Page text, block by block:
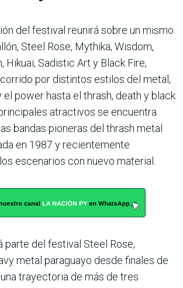
del festival reunirá sobre un mismo
Steel Rose, Mythika, Wisdom,
Hikuai, Sadistic Art y Black Fire,
por distintos estilos del metal,
el power hasta el thrash, death y black
atractivos se encuentra
bandas pioneras del thrash metal
en 1987 y recientemente
escenarios con nuevo material.
parte del festival Steel Rose,
metal paraguayo desde finales de
trayectoria de más de tres